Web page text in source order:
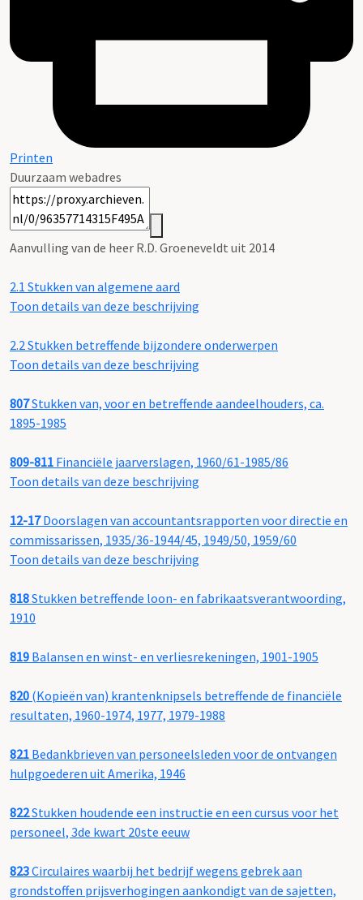
Printen
Duurzaam webadres
Aanvulling van de heer R.D. Groeneveldt uit 2014
2.1 Stukken van algemene aard
Toon details van deze beschrijving
2.2Stukken betreffende bijzondere onderwerpen
Toon details van deze beschrijving
807Stukken van, voor en betreffende aandeelhouders, ca.
1895-1985
809-811 Financiële jaarverslagen, 1960/61-1985/86
Toon details van deze beschrijving
12-17Doorslagen van accountantsrapporten voor directie en
commissarissen, 1935/36-1944/45, 1949/50, 1959/60
Toon details van deze beschrijving
818Stukken betreffende loon- en fabrikaatsverantwoording,
1910
819 Balansen en winst- en verliesrekeningen, 1901-1905
820 (Kopieën van) krantenknipsels betreffende de financiële
resultaten, 1960-1974, 1977, 1979-1988
821 Bedankbrieven van personeelsleden voor de ontvangen
hulpgoederen uit Amerika, 1946
822Stukken houdende een instructie en een cursus voor het
personeel, 3de kwart 20ste eeuw
823Circulaires waarbij het bedrijf wegens gebrek aan
grondstoffen prijsverhogingen aankondigt van de sajetten,